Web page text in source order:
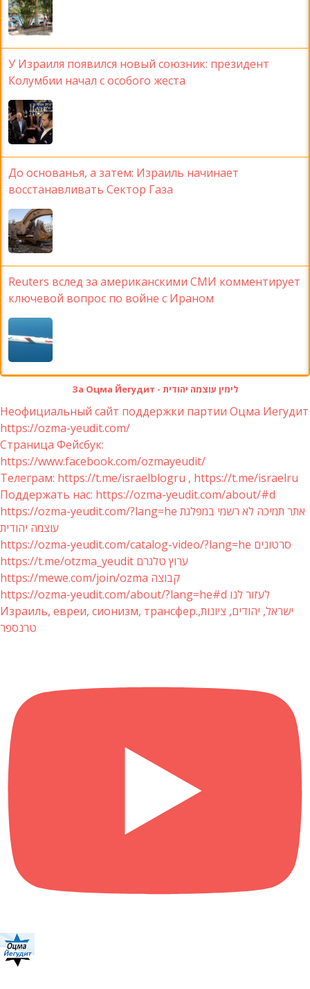
У Израиля появился новый союзник: президент
Колумбии начал с особого жеста
До основанья, а затем: Израиль начинает
восстанавливать Сектор Газа
Reuters вслед за американскими СМИ комментирует
ключевой вопрос по войне с Ираном
За Оцма Йегудит - לימין עוצמה יהודית
Неофициальный сайт поддержки партии Оцма Иегудит
https://ozma-yeudit.com/
Страница Фейсбук:
https://www.facebook.com/ozmayeudit/
Телеграм: https://t.me/israelblogru , https://t.me/israelru
Поддержать нас: https://ozma-yeudit.com/about/#d
https://ozma-yeudit.com/?lang=he אתר תמיכה לא רשמי במפלגת
עוצמה יהודית
https://ozma-yeudit.com/catalog-video/?lang=he סרטונים
https://t.me/otzma_yeudit ערוץ טלגרם
https://mewe.com/join/ozma קבוצה
https://ozma-yeudit.com/about/?lang=he#d לעזור לנו
Израиль, евреи, сионизм, трансфер.ישראל, יהודים, ציונות,
טרנספר